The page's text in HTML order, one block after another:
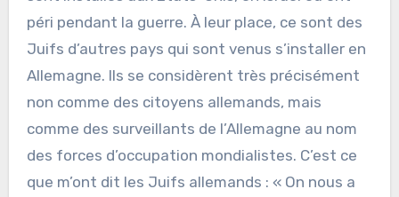
péri pendant la guerre. À leur place, ce sont des
Juifs d’autres pays qui sont venus s’installer en
Allemagne. Ils se considèrent très précisément
non comme des citoyens allemands, mais
comme des surveillants de l’Allemagne au nom
des forces d’occupation mondialistes. C’est ce
que m’ont dit les Juifs allemands : « On nous a